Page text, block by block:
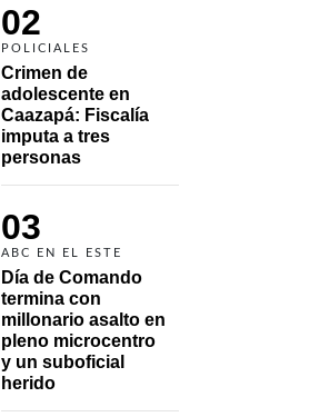
02
POLICIALES
Crimen de
adolescente en
Caazapá: Fiscalía
imputa a tres
personas
03
ABC EN EL ESTE
Día de Comando
termina con
millonario asalto en
pleno microcentro
y un suboficial
herido